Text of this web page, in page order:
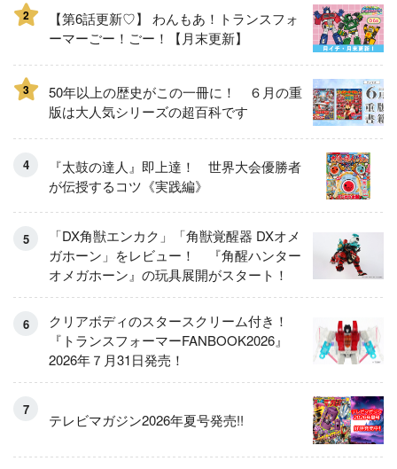
2
【第6話更新♡】 わんもあ！トランスフォ
ーマーごー！ごー！【月末更新】
3
50年以上の歴史がこの一冊に！ ６月の重
版は大人気シリーズの超百科です
『太鼓の達人』即上達！ 世界大会優勝者
が伝授するコツ《実践編》
「DX角獣エンカク」「角獣覚醒器 DXオメ
ガホーン」をレビュー！ 『角醒ハンター
オメガホーン』の玩具展開がスタート！
クリアボディのスタースクリーム付き！
『トランスフォーマーFANBOOK2026』
2026年７月31日発売！
テレビマガジン2026年夏号発売!!